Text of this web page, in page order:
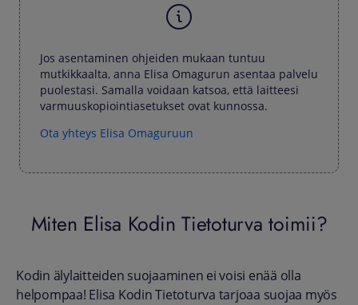
Jos asentaminen ohjeiden mukaan tuntuu
mutkikkaalta, anna Elisa Omagurun asentaa palvelu
puolestasi. Samalla voidaan katsoa, että laitteesi
varmuuskopiointiasetukset ovat kunnossa.
Ota yhteys Elisa Omaguruun
Miten Elisa Kodin Tietoturva toimii?
Kodin älylaitteiden suojaaminen ei voisi enää olla
helpompaa! Elisa Kodin Tietoturva tarjoaa suojaa myös